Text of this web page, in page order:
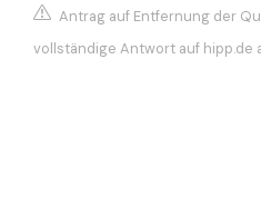
Antrag auf Entfernung der
vollständige Antwort auf hipp.de